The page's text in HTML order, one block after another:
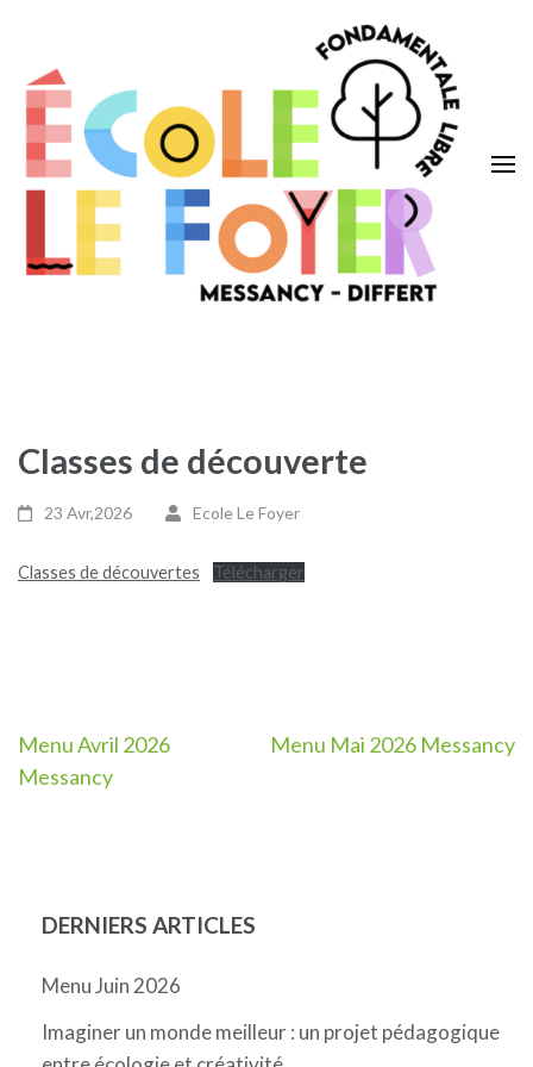
contenu
(Pressez
Entrée)
Classes de découverte
23 Avr,2026 Ecole Le Foyer
Classes de découvertes Télécharger
Navigation
Menu Avril 2026
Messancy
Menu Mai 2026 Messancy
DERNIERS ARTICLES
Menu Juin 2026
Imaginer un monde meilleur : un projet pédagogique